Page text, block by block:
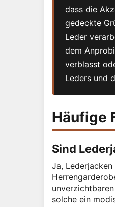
dass die
gedeckte
Leder
dem
verblasst
Leders und
Häufige
Sind
Ja,
solche ein